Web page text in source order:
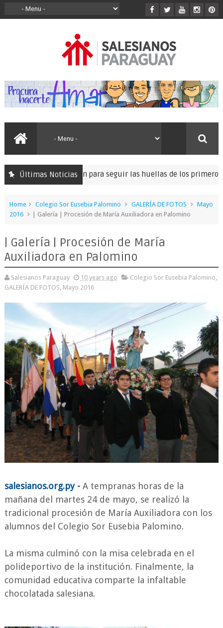
Últimas Noticias
la peregrinación para seguir las huellas de los primeros
Home Colegio Sor Eusebia Palomino GALERÍA DE FOTOS
Mayo
2016
| Galería | Procesión de María Auxiliadora en Palomino
| Galería | Procesión de María
Auxiliadora en Palomino
Salesianos Paraguay 10 years ago Colegio Sor Eusebia Palomino
GALERÍA DE FOTOS Mayo 2016
salesianos.org.py -A tempranas horas de la
mañana del martes 24 de mayo, se realizó la
tradicional procesión de María Auxiliadora con los
alumnos del Colegio Sor Eusebia Palomino.
La misma culminó con la misa celebrada en el
polideportivo de la institución. Finalmente, la
comunidad educativa comparte la infaltable
chocolatada salesiana.